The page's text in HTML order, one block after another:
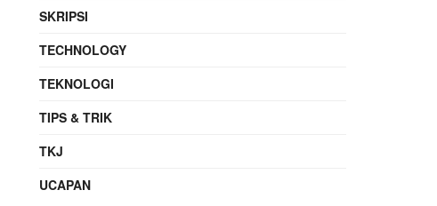
SKRIPSI
TECHNOLOGY
TEKNOLOGI
TIPS & TRIK
TKJ
UCAPAN